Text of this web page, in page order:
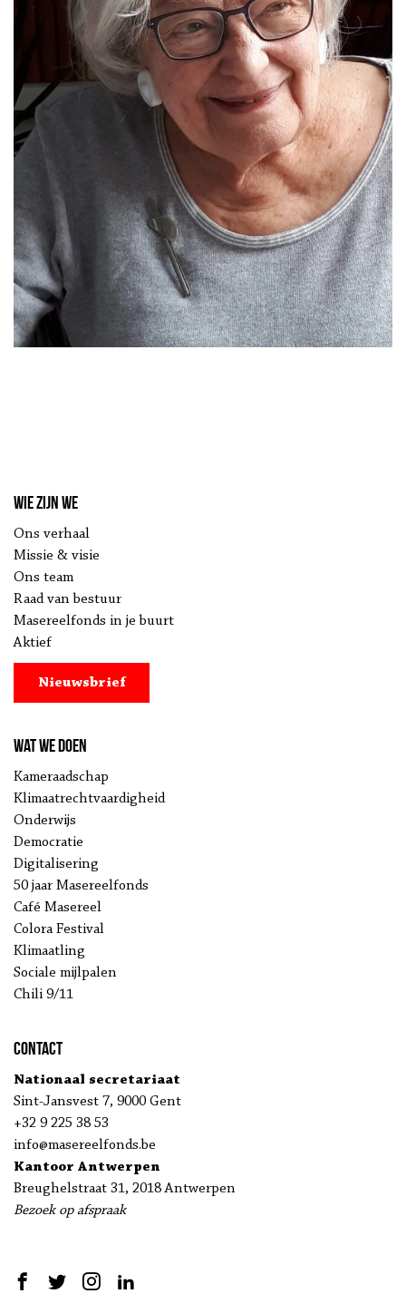
Wie zijn we
Ons verhaal
Missie & visie
Ons team
Raad van bestuur
Masereelfonds in je buurt
Aktief
Nieuwsbrief
Wat we doen
Kameraadschap
Klimaatrechtvaardigheid
Onderwijs
Democratie
Digitalisering
50 jaar Masereelfonds
Café Masereel
Colora Festival
Klimaatling
Sociale mijlpalen
Chili 9/11
Contact
Nationaal secretariaat
Sint-Jansvest 7, 9000 Gent
+32 9 225 38 53
info@masereelfonds.be
Kantoor Antwerpen
Breughelstraat 31, 2018 Antwerpen
Bezoek op afspraak